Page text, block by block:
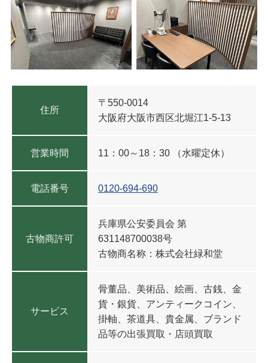
住所
〒550-0014
大阪府大阪市西区北堀江1-5-13
営業時間 11：00～18：30 （水曜定休）
電話番号 0120-694-690
古物商許可
兵庫県公安委員会 第
631148700038号
古物商名称：株式会社緑和堂
サービス
骨董品、美術品、絵画、古銭、金
貨・銀貨、アンティークコイン、
掛軸、茶道具、貴金属、ブランド
品等の出張買取・店頭買取